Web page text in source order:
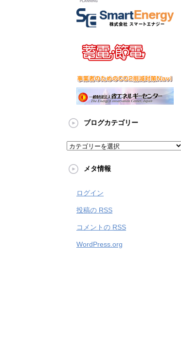
ブログカテゴリー
メタ情報
ログイン
投稿の RSS
コメントの RSS
WordPress.org